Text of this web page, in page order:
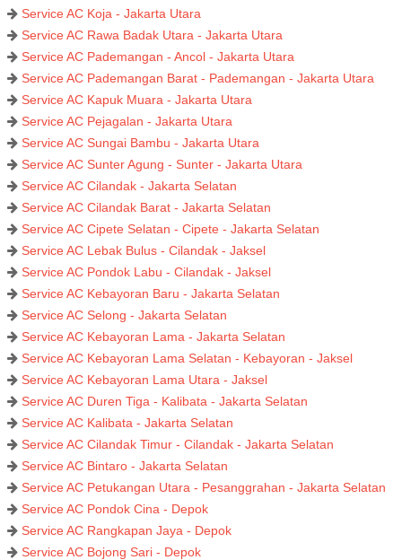
Service AC Koja - Jakarta Utara
Service AC Rawa Badak Utara - Jakarta Utara
Service AC Pademangan - Ancol - Jakarta Utara
Service AC Pademangan Barat - Pademangan - Jakarta Utara
Service AC Kapuk Muara - Jakarta Utara
Service AC Pejagalan - Jakarta Utara
Service AC Sungai Bambu - Jakarta Utara
Service AC Sunter Agung - Sunter - Jakarta Utara
Service AC Cilandak - Jakarta Selatan
Service AC Cilandak Barat - Jakarta Selatan
Service AC Cipete Selatan - Cipete - Jakarta Selatan
Service AC Lebak Bulus - Cilandak - Jaksel
Service AC Pondok Labu - Cilandak - Jaksel
Service AC Kebayoran Baru - Jakarta Selatan
Service AC Selong - Jakarta Selatan
Service AC Kebayoran Lama - Jakarta Selatan
Service AC Kebayoran Lama Selatan - Kebayoran - Jaksel
Service AC Kebayoran Lama Utara - Jaksel
Service AC Duren Tiga - Kalibata - Jakarta Selatan
Service AC Kalibata - Jakarta Selatan
Service AC Cilandak Timur - Cilandak - Jakarta Selatan
Service AC Bintaro - Jakarta Selatan
Service AC Petukangan Utara - Pesanggrahan - Jakarta Selatan
Service AC Pondok Cina - Depok
Service AC Rangkapan Jaya - Depok
Service AC Bojong Sari - Depok